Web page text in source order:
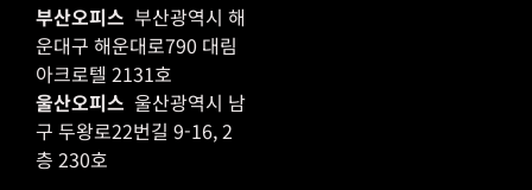
부산오피스 부산광역시 해
운대구 해운대로790 대림
아크로텔 2131호
울산오피스 울산광역시 남
구 두왕로22번길 9-16, 2
층 230호